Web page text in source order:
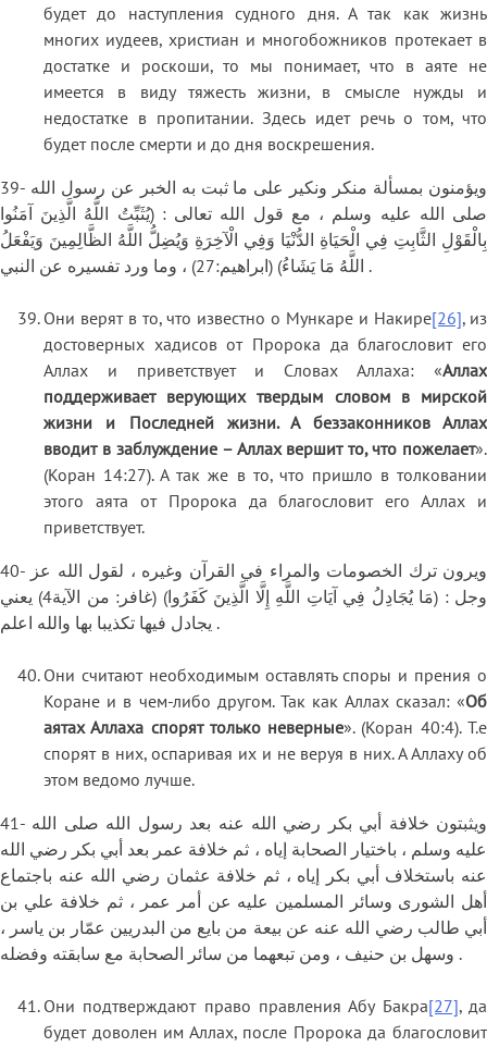
будет до наступления судного дня. А так как жизнь
многих иудеев, христиан и многобожников протекает в
достатке и роскоши, то мы понимает, что в аяте не
имеется в виду тяжесть жизни, в смысле нужды и
недостатке в пропитании. Здесь идет речь о том, что
будет после смерти и до дня воскрешения.
39- ويؤمنون بمسألة منكر ونكير على ما ثبت به الخبر عن رسول الله
صلى الله عليه وسلم ، مع قول الله تعالى : (يُثَبِّتُ اللَّهُ الَّذِينَ آمَنُوا
بِالْقَوْلِ الثَّابِتِ فِي الْحَيَاةِ الدُّنْيَا وَفِي الْآخِرَةِ وَيُضِلُّ اللَّهُ الظَّالِمِينَ وَيَفْعَلُ
اللَّهُ مَا يَشَاءُ) (ابراهيم:27) ، وما ورد تفسيره عن النبي .
Они верят в то, что известно о Мункаре и Накире[26], из
достоверных хадисов от Пророка да благословит его
Аллах и приветствует и Словах Аллаха: «Аллах
поддерживает верующих твердым словом в мирской
жизни и Последней жизни. А беззаконников Аллах
вводит в заблуждение – Аллах вершит то, что пожелает».
(Коран 14:27). А так же в то, что пришло в толковании
этого аята от Пророка да благословит его Аллах и
приветствует.
40- ويرون ترك الخصومات والمراء في القرآن وغيره ، لقول الله عز
وجل : (مَا يُجَادِلُ فِي آيَاتِ اللَّهِ إِلَّا الَّذِينَ كَفَرُوا) (غافر: من الآية4) يعني
يجادل فيها تكذيبا بها والله اعلم .
Они считают необходимым оставлять споры и прения о
Коране и в чем-либо другом. Так как Аллах сказал: «Об
аятах Аллаха спорят только неверные». (Коран 40:4). Т.е
спорят в них, оспаривая их и не веруя в них. А Аллаху об
этом ведомо лучше.
41- ويثبتون خلافة أبي بكر رضي الله عنه بعد رسول الله صلى الله
عليه وسلم ، باختيار الصحابة إياه ، ثم خلافة عمر بعد أبي بكر رضي الله
عنه باستخلاف أبي بكر إياه ، ثم خلافة عثمان رضي الله عنه باجتماع
أهل الشورى وسائر المسلمين عليه عن أمر عمر ، ثم خلافة علي بن
أبي طالب رضي الله عنه عن بيعة من بايع من البدريين عمّار بن ياسر ،
وسهل بن حنيف ، ومن تبعهما من سائر الصحابة مع سابقته وفضله .
Они подтверждают право правления Абу Бакра[27], да
будет доволен им Аллах, после Пророка да благословит